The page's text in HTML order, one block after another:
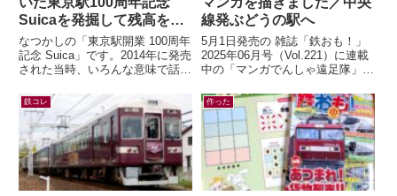
Suicaを発掘して残高を確
認したら…
なつかしの「東京駅開業 100周年
記念 Suica」です。2014年に発売
された当時、いろんな意味で話題
なので、もったいなくて使わ...
線発ぶどうの駅へ
5月1日発売の 雑誌「鉄おも！」
2025年06月号（Vol.221）に連載
中の「マンガでんしゃ遠足隊」最
線発！まいごの快速とぶどう...
鉄コレ 作った